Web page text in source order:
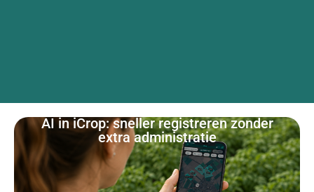
AI in iCrop: sneller registreren zonder
extra administratie